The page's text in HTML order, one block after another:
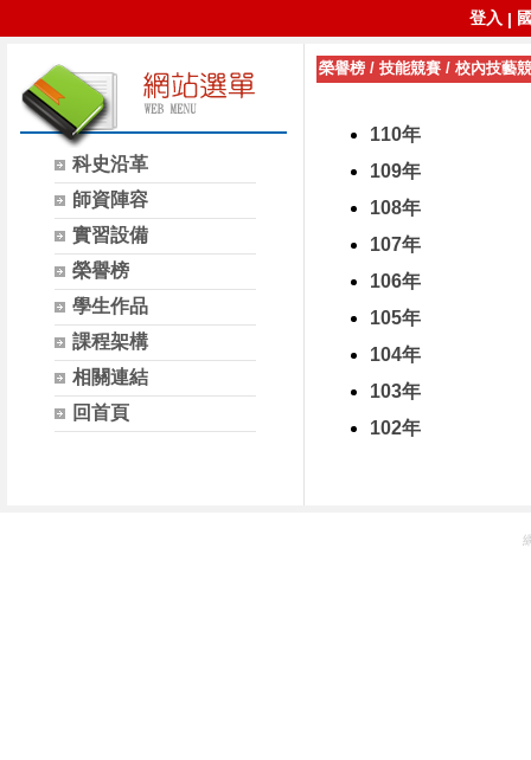
登入 |
科史沿革
師資陣容
實習設備
榮譽榜
學生作品
課程架構
相關連結
回首頁
榮譽榜 / 技能競賽 / 校內技藝
110年
109年
108年
107年
106年
105年
104年
103年
102年